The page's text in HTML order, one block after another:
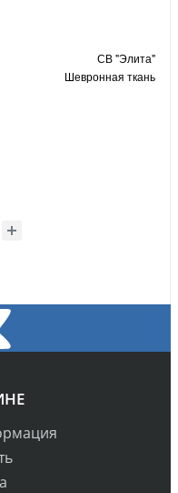
СВ "Элита"
Шевронная ткань